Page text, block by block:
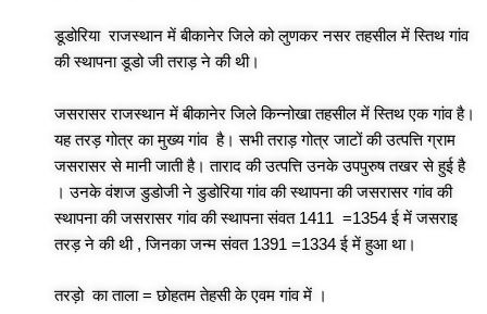
डूडोरिया राजस्थान में बीकानेर जिले को लुणकर नसर तहसील में स्तिथ गांव
की स्थापना डूडो जी तराड़ ने की थी।
जसरासर राजस्थान में बीकानेर जिले किन्नोखा तहसील में स्तिथ एक गांव है।
यह तरड़ गोत्र का मुख्य गांव है। सभी तराड़ गोत्र जाटों की उत्पत्ति ग्राम
जसरासर से मानी जाती है। ताराद की उत्पत्ति उनके उपपुरुष तखर से हुई है
। उनके वंशज डुडोजी ने डुडोरिया गांव की स्थापना की जसरासर गांव की
स्थापना की जसरासर गांव की स्थापना संवत 1411 =1354 ई में जसराइ
तरड़ ने की थी , जिनका जन्म संवत 1391 =1334 ई में हुआ था।
तरड़ो का ताला = छोहतम तेहसी के एवम गांव में ।